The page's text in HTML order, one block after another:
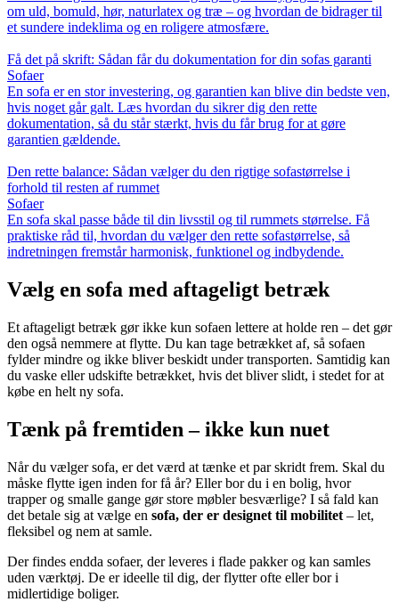
om uld, bomuld, hør, naturlatex og træ – og hvordan de bidrager til
et sundere indeklima og en roligere atmosfære.
Få det på skrift: Sådan får du dokumentation for din sofas garanti
Sofaer
En sofa er en stor investering, og garantien kan blive din bedste ven,
hvis noget går galt. Læs hvordan du sikrer dig den rette
dokumentation, så du står stærkt, hvis du får brug for at gøre
garantien gældende.
Den rette balance: Sådan vælger du den rigtige sofastørrelse i
forhold til resten af rummet
Sofaer
En sofa skal passe både til din livsstil og til rummets størrelse. Få
praktiske råd til, hvordan du vælger den rette sofastørrelse, så
indretningen fremstår harmonisk, funktionel og indbydende.
Vælg en sofa med aftageligt betræk
Et aftageligt betræk gør ikke kun sofaen lettere at holde ren – det gør
den også nemmere at flytte. Du kan tage betrækket af, så sofaen
fylder mindre og ikke bliver beskidt under transporten. Samtidig kan
du vaske eller udskifte betrækket, hvis det bliver slidt, i stedet for at
købe en helt ny sofa.
Tænk på fremtiden – ikke kun nuet
Når du vælger sofa, er det værd at tænke et par skridt frem. Skal du
måske flytte igen inden for få år? Eller bor du i en bolig, hvor
trapper og smalle gange gør store møbler besværlige? I så fald kan
det betale sig at vælge en sofa, der er designet til mobilitet – let,
fleksibel og nem at samle.
Der findes endda sofaer, der leveres i flade pakker og kan samles
uden værktøj. De er ideelle til dig, der flytter ofte eller bor i
midlertidige boliger.